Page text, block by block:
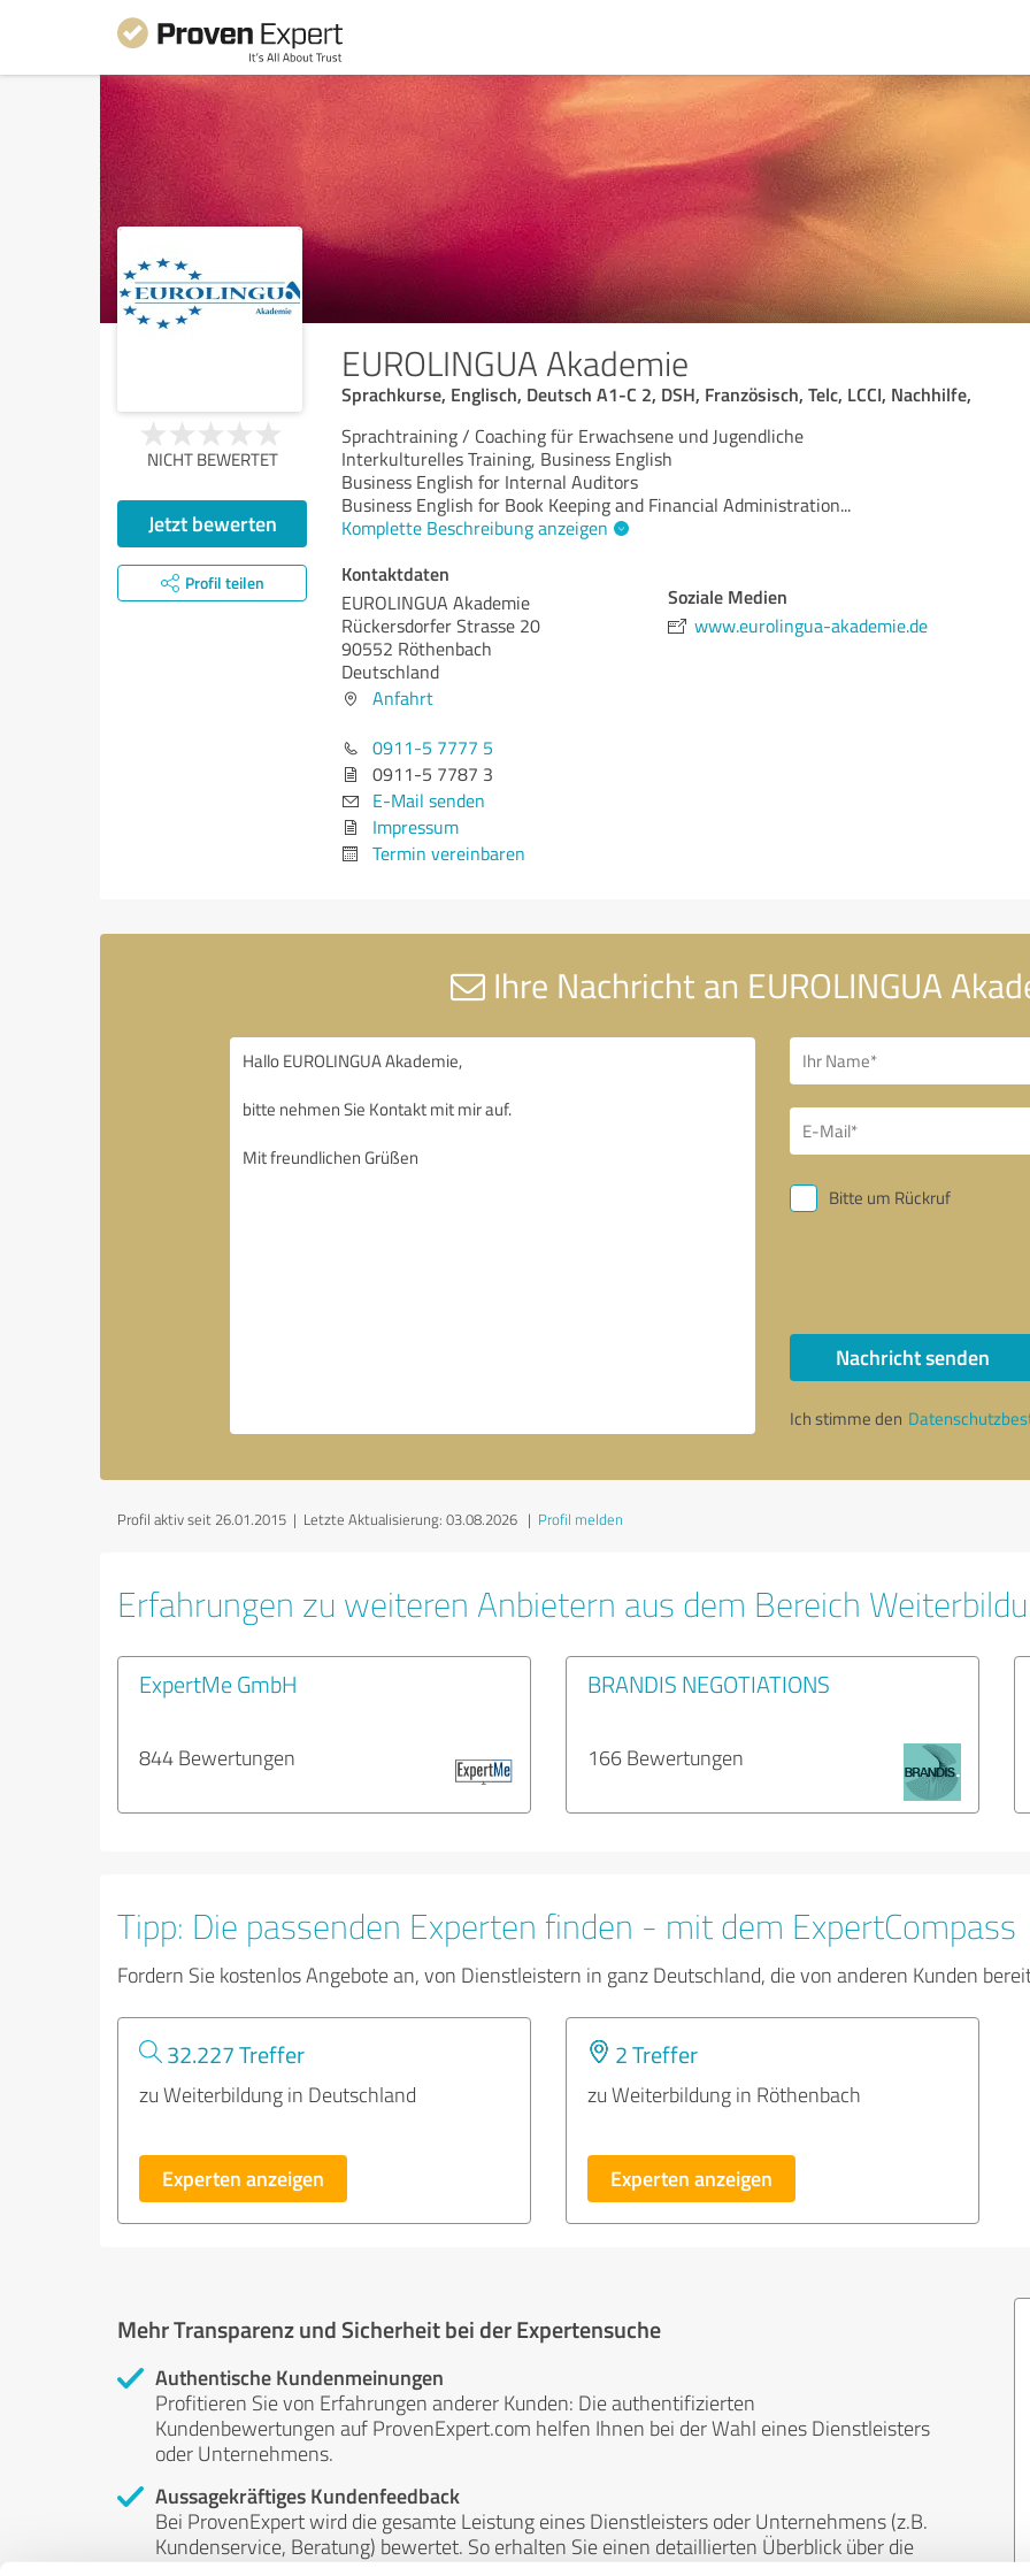
EUROLINGUA Akademie
Sprachkurse, Englisch, Deutsch A1-C 2, DSH, Französisch, Telc, LCCI, Nachhilfe,
NICHT BEWERTET
Jetzt bewerten
Profil teilen
Sprachtraining / Coaching für Erwachsene und Jugendliche
Interkulturelles Training, Business English
Business English for Internal Auditors
Business English for Book Keeping and Financial Administration...
Komplette Beschreibung anzeigen
Kontaktdaten
EUROLINGUA Akademie
Rückersdorfer Strasse 20
90552 Röthenbach
Deutschland
Anfahrt
0911-5 7777 5
0911-5 7787 3
E-Mail senden
Impressum
Termin vereinbaren
Soziale Medien
www.eurolingua-akademie.de
Ihre Nachricht an EUROLINGUA
Bitte um Rückruf
Nachricht senden
Ich stimme den
Profil aktiv seit 26.01.2015 | Letzte Aktualisierung: 03.08.2026 | Profil melden
Erfahrungen zu weiteren Anbietern aus dem Bereich
ExpertMe GmbH
844 Bewertungen
BRANDIS NEGOTIATIONS
166 Bewertungen
Tipp: Die passenden Experten finden - mit dem ExpertCompass
Fordern Sie kostenlos Angebote an, von Dienstleistern in ganz Deutschland, die von anderen Kunden
32.227 Treffer
zu Weiterbildung in Deutschland
Experten anzeigen
2 Treffer
zu Weiterbildung in Röthenbach
Experten anzeigen
Mehr Transparenz und Sicherheit bei der Expertensuche
Authentische Kundenmeinungen
Profitieren Sie von Erfahrungen anderer Kunden: Die authentifizierten
Kundenbewertungen auf ProvenExpert.com helfen Ihnen bei der Wahl eines Dienstleisters
oder Unternehmens.
Aussagekräftiges Kundenfeedback
Bei ProvenExpert wird die gesamte Leistung eines Dienstleisters oder Unternehmens (z.B.
Kundenservice, Beratung) bewertet. So erhalten Sie einen detaillierten Überblick über die